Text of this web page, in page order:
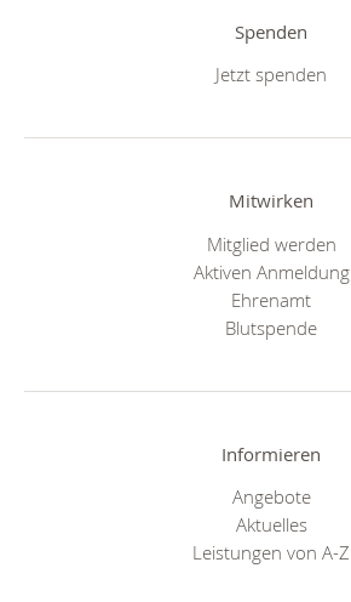
Spenden
Jetzt spenden
Mitwirken
Mitglied werden
Aktiven Anmeldung
Ehrenamt
Blutspende
Informieren
Angebote
Aktuelles
Leistungen von A-Z